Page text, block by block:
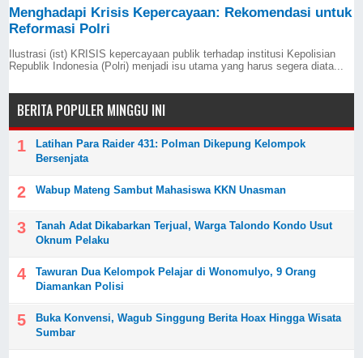
Menghadapi Krisis Kepercayaan: Rekomendasi untuk
Reformasi Polri
Ilustrasi (ist) KRISIS kepercayaan publik terhadap institusi Kepolisian
Republik Indonesia (Polri) menjadi isu utama yang harus segera diata...
BERITA POPULER MINGGU INI
Latihan Para Raider 431: Polman Dikepung Kelompok
Bersenjata
Wabup Mateng Sambut Mahasiswa KKN Unasman
Tanah Adat Dikabarkan Terjual, Warga Talondo Kondo Usut
Oknum Pelaku
Tawuran Dua Kelompok Pelajar di Wonomulyo, 9 Orang
Diamankan Polisi
Buka Konvensi, Wagub Singgung Berita Hoax Hingga Wisata
Sumbar